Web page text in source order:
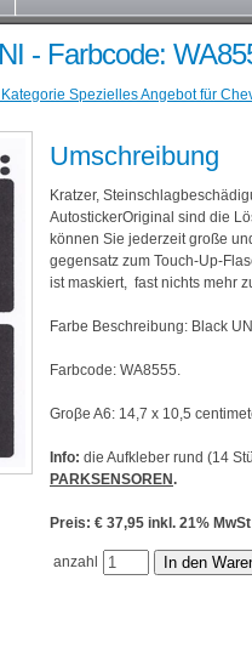
- Farbcode:
Spezielles Angebot für
Umschreibung
Kratzer,
AutostickerOriginal sind die
können Sie jederzeit große
gegensatz zum Touch-Up-
ist maskiert, fast nichts mehr
Farbe Beschreibung: Black
Farbcode: WA8555.
Groβe A6: 14,7 x 10,5
Info: die Aufkleber rund (14
PARKSENSOREN.
Preis: € 37,95 inkl. 21%
anzahl